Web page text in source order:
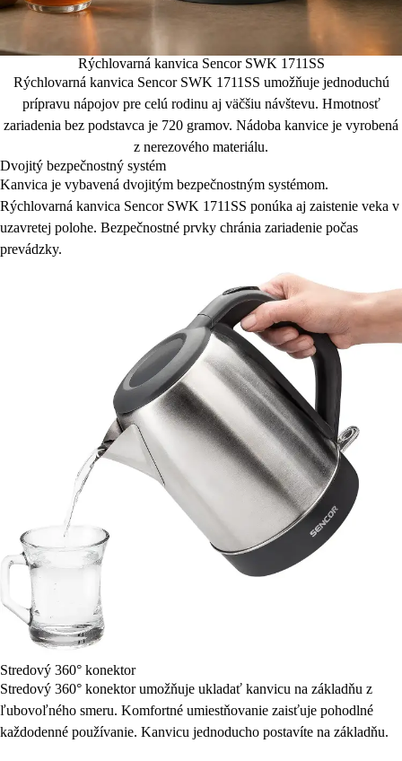
Rýchlovarná kanvica Sencor SWK 1711SS
Rýchlovarná kanvica Sencor SWK 1711SS umožňuje jednoduchú
prípravu nápojov pre celú rodinu aj väčšiu návštevu. Hmotnosť
zariadenia bez podstavca je 720 gramov. Nádoba kanvice je vyrobená
z nerezového materiálu.
Dvojitý bezpečnostný systém
Kanvica je vybavená dvojitým bezpečnostným systémom.
Rýchlovarná kanvica Sencor SWK 1711SS ponúka aj zaistenie veka v
uzavretej polohe. Bezpečnostné prvky chránia zariadenie počas
prevádzky.
Stredový 360° konektor
Stredový 360° konektor umožňuje ukladať kanvicu na základňu z
ľubovoľného smeru. Komfortné umiestňovanie zaisťuje pohodlné
každodenné používanie. Kanvicu jednoducho postavíte na základňu.